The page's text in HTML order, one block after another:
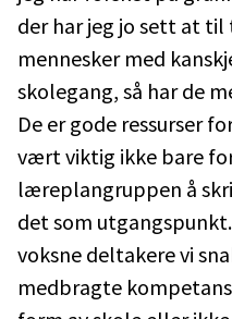
der har jeg jo sett at
mennesker med
skolegang, så har de
De er gode ressurser
vært viktig ikke bare
læreplangruppen å
det som
voksne deltakere vi
medbragte